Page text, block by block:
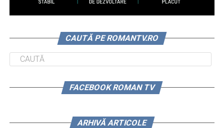
CAUTĂ PE ROMANTV.RO
FACEBOOK ROMAN TV
ARHIVĂ ARTICOLE